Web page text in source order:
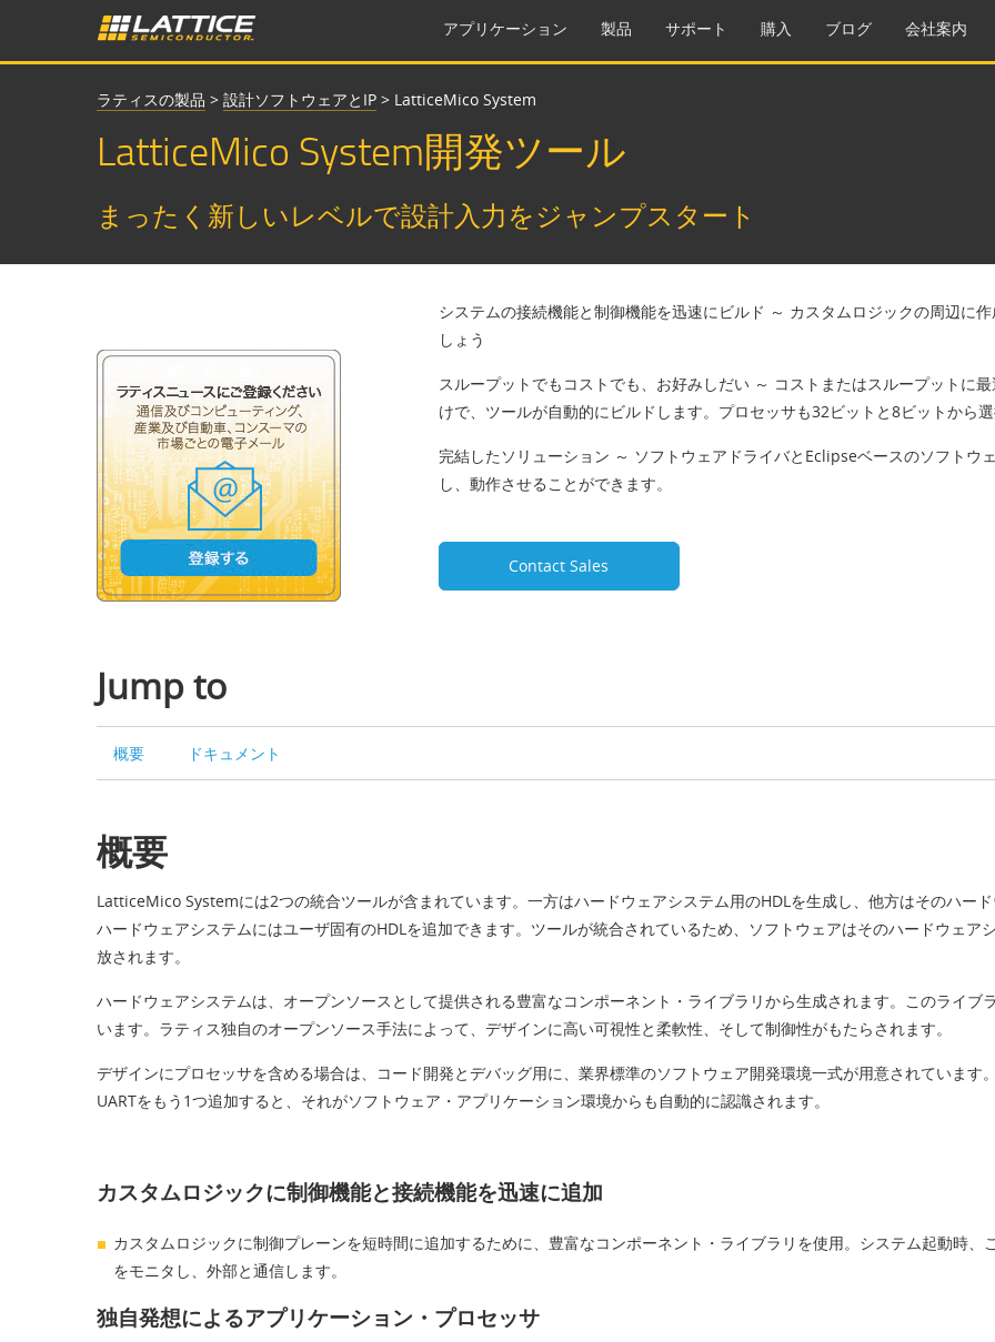
アプリケーション 製品 サポート 購入 ブログ 会社案内
ラティスの製品 > 設計ソフトウェアとIP > LatticeMico System
LatticeMico System開発ツール
まったく新しいレベルで設計入力をジャンプスタート
システムの接続機能と制御機能を迅速にビルド ～ カスタムロジックの周辺に
しょう
スループットでもコストでも、お好みしだい～ コストまたはスループットに
けで、ツールが自動的にビルドします。プロセッサも32ビットと8ビットから
完結したソリューション ～ ソフトウェアドライバとEclipseベースのソフトウ
し、動作させることができます。
Contact Sales
Jump to
概要 ドキュメント
概要
LatticeMico Systemには2つの統合ツールが含まれています。一方はハードウェアシステム用のHDLを生成し、他方はそのハー
ハードウェアシステムにはユーザ固有のHDLを追加できます。ツールが統合されているため、ソフトウェアはそのハードウェ
放されます。
ハードウェアシステムは、オープンソースとして提供される豊富なコンポーネント・ライブラリから生成されます。このライ
います。ラティス独自のオープンソース手法によって、デザインに高い可視性と柔軟性、そして制御性がもたらされます。
デザインにプロセッサを含める場合は、コード開発とデバッグ用に、業界標準のソフトウェア開発環境一式が用意されています
UARTをもう1つ追加すると、それがソフトウェア・アプリケーション環境からも自動的に認識されます。
カスタムロジックに制御機能と接続機能を迅速に追加
カスタムロジックに制御プレーンを短時間に追加するために、豊富なコンポーネント・ライブラリを使用。システム起動時
をモニタし、外部と通信します。
独自発想によるアプリケーション・プロセッサ